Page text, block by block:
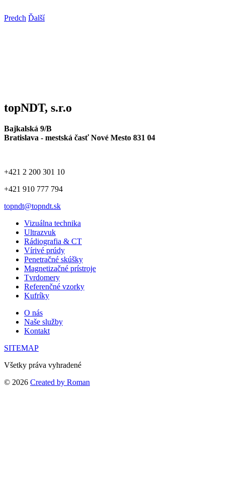
Predch Ďalší
topNDT, s.r.o
Bajkalská 9/B
Bratislava - mestská časť Nové Mesto 831 04
+421 2 200 301 10
+421 910 777 794
topndt@topndt.sk
Vizuálna technika
Ultrazvuk
Rádiografia & CT
Vírivé prúdy
Penetračné skúšky
Magnetizačné prístroje
Tvrdomery
Referenčné vzorky
Kufríky
O nás
Naše služby
Kontakt
SITEMAP
Všetky práva vyhradené
© 2026 Created by Roman